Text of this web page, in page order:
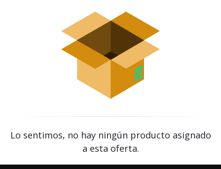
Lo sentimos, no hay ningún producto asignado
a esta oferta.